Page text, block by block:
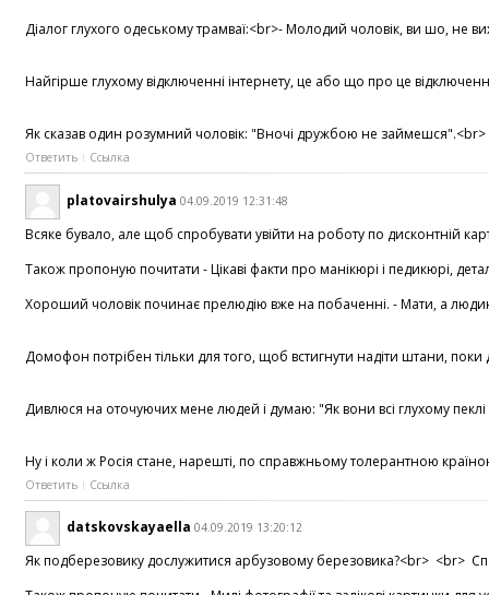
Діалог глухого одеському трамваї:<br>- Молодий чоловік, ви шо, не
Найгірше глухому відключенні інтернету, це або що про це
Як сказав один розумний чоловік: "Вночі дружбою не займешся".<br>
Ответить Ссылка
platovairshulya 04.09.2019 12:31:48
Всяке бувало, але щоб спробувати увійти на роботу по дисконтній
Також пропоную почитати - Цікаві факти про манікюрі і педикюрі,
Хороший чоловік починає прелюдію вже на побаченні. - Мати, а
Домофон потрібен тільки для того, щоб встигнути надіти штани,
Дивлюся на оточуючих мене людей і думаю: "Як вони всі глухому
Ну і коли ж Росія стане, нарешті, по справжньому толерантною
Ответить Ссылка
datskovskayaella 04.09.2019 13:20:12
Як подберезовику дослужитися арбузовому березовика?<br> <br>